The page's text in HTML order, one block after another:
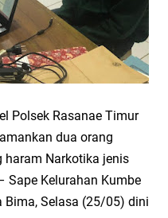
Polsek Rasanae Timur
dua orang
haram Narkotika jenis
Sape Kelurahan Kumbe
Bima, Selasa (25/05) dini